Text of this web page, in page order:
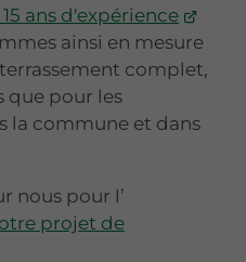
ans d'expérience
ainsi en mesure
complet,
que pour les
la commune et dans
nous pour l’
projet de